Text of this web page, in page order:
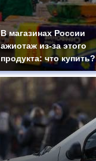
В магазинах России
ажиотаж из-за этого
продукта: что купить?